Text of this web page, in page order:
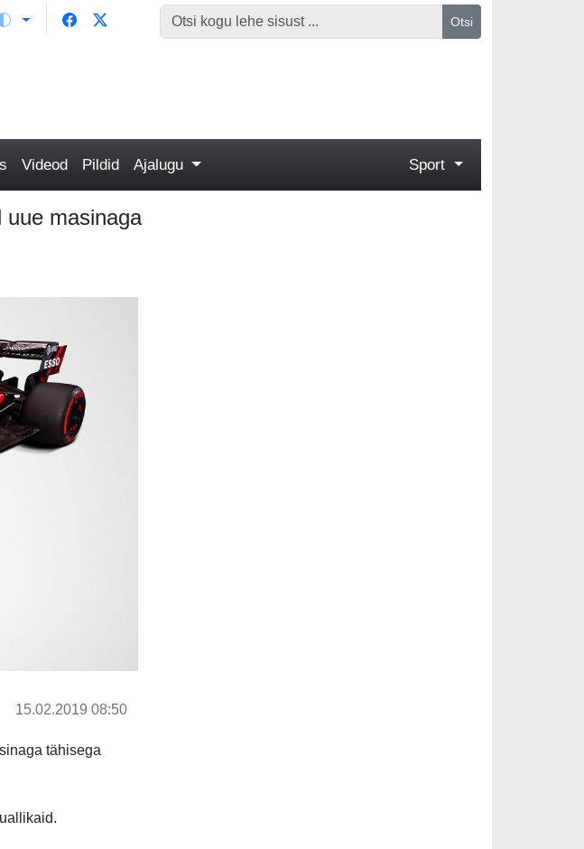
Otsi
Videod Pildid Ajalugu Sport
uue masinaga
15.02.2019 08:50
tähisega